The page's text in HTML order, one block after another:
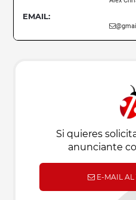
EMAIL:
Si quieres
anunciante
E-MAIL AL